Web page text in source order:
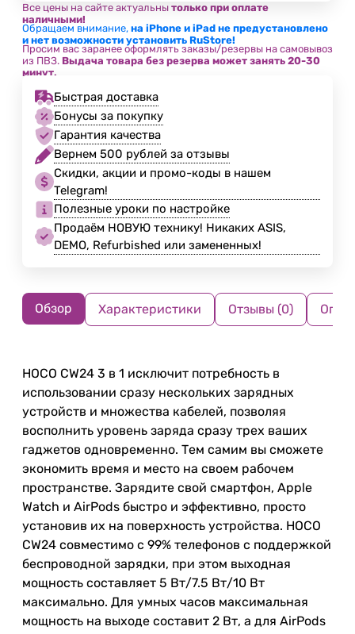
Все цены на сайте актуальны только при оплате
наличными!
Обращаем внимание, на iPhone и iPad не предустановлено
и нет возможности установить RuStore!
Просим вас заранее оформлять заказы/резервы на самовывоз
из ПВЗ. Выдача товара без резерва может занять 20-30
минут.
Быстрая доставка
Бонусы за покупку
Гарантия качества
Вернем 500 рублей за отзывы
Скидки, акции и промо-коды в нашем
Telegram!
Полезные уроки по настройке
Продаём НОВУЮ технику! Никаких ASIS,
DEMO, Refurbished или замененных!
Обзор Характеристики Отзывы (0)
HOCO CW24 3 в 1 исключит потребность в
использовании сразу нескольких зарядных
устройств и множества кабелей, позволяя
восполнить уровень заряда сразу трех ваших
гаджетов одновременно. Тем самим вы сможете
экономить время и место на своем рабочем
пространстве. Зарядите свой смартфон, Apple
Watch и AirPods быстро и эффективно, просто
установив их на поверхность устройства. HOCO
CW24 совместимо с 99% телефонов с поддержкой
беспроводной зарядки, при этом выходная
мощность составляет 5 Вт/7.5 Вт/10 Вт
максимально. Для умных часов максимальная
мощность на выходе составит 2 Вт, а для AirPods